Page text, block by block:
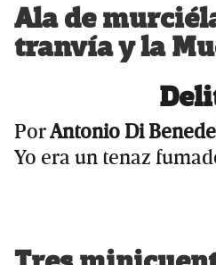
Ala de
tranvía y la
PorAntonio Di
Yo era un tenaz